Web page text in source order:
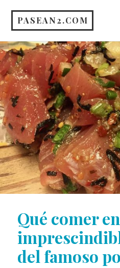
PASEAN2.COM
Qué comer
del famoso